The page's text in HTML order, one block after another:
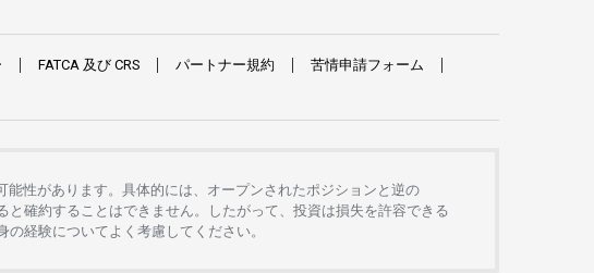
FATCA 及び CRS パートナー規約 苦情申請フォーム
能性があります。 具体的には、 オープンさ れた ポジションと 逆の
と 確約することはできません。したがって、 投資は損失を許容できる
の経験について よく 考慮してください。